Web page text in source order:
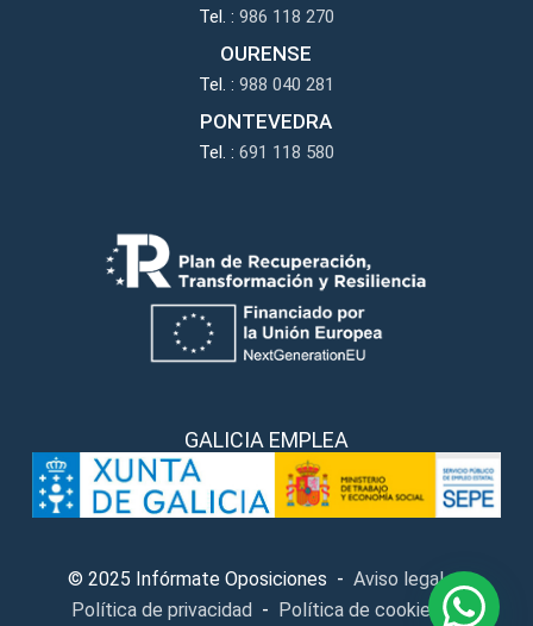
Tel. : 986 118 270
OURENSE
Tel. : 988 040 281
PONTEVEDRA
Tel. : 691 118 580
GALICIA EMPLEA
© 2025 Infórmate Oposiciones - Aviso legal -
Política de privacidad - Política de cookies -